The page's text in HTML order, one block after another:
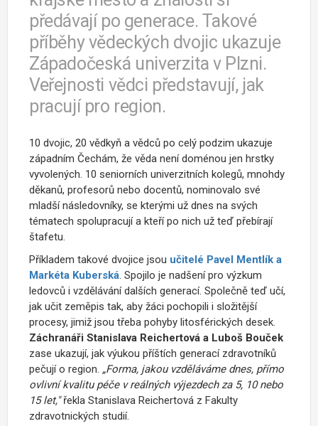
předávají po generace. Takové
příběhy vědeckých dvojic ukazuje
Západočeská univerzita v Plzni.
Veřejnosti vědci představují, jak
pracují pro region.
10 dvojic, 20 vědkyň a vědců po celý podzim ukazuje
západním Čechám, že věda není doménou jen hrstky
vyvolených. 10 seniorních univerzitních kolegů, mnohdy
děkanů, profesorů nebo docentů, nominovalo své
mladší následovníky, se kterými už dnes na svých
tématech spolupracují a kteří po nich už teď přebírají
štafetu.
Příkladem takové dvojice jsou učitelé Pavel Mentlík a
Markéta Kuberská. Spojilo je nadšení pro výzkum
ledovců i vzdělávání dalších generací. Společně teď učí,
jak učit zeměpis tak, aby žáci pochopili i složitější
procesy, jimiž jsou třeba pohyby litosférických desek.
Záchranáři Stanislava Reichertová a Luboš Bouček
zase ukazují, jak výukou příštích generací zdravotníků
pečují o region. „Forma, jakou vzděláváme dnes, přímo
ovlivní kvalitu péče v reálných výjezdech za 5, 10 nebo
15 let,"řekla Stanislava Reichertová z Fakulty
zdravotnických studií.